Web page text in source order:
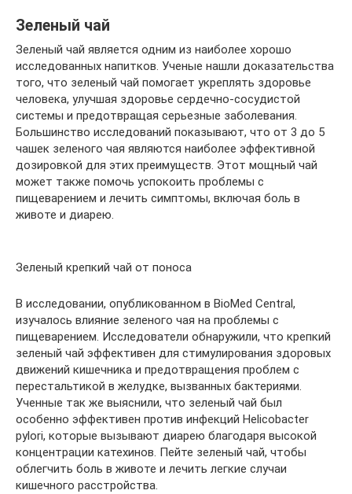
Зеленый чай
Зеленый чай является одним из наиболее хорошо
исследованных напитков. Ученые нашли доказательства
того, что зеленый чай помогает укреплять здоровье
человека, улучшая здоровье сердечно-сосудистой
системы и предотвращая серьезные заболевания.
Большинство исследований показывают, что от 3 до 5
чашек зеленого чая являются наиболее эффективной
дозировкой для этих преимуществ. Этот мощный чай
может также помочь успокоить проблемы с
пищеварением и лечить симптомы, включая боль в
животе и диарею.
Зеленый крепкий чай от поноса
В исследовании, опубликованном в BioMed Central,
изучалось влияние зеленого чая на проблемы с
пищеварением. Исследователи обнаружили, что крепкий
зеленый чай эффективен для стимулирования здоровых
движений кишечника и предотвращения проблем с
перестальтикой в желудке, вызванных бактериями.
Ученные так же выяснили, что зеленый чай был
особенно эффективен против инфекций Helicobacter
pylori, которые вызывают диарею благодаря высокой
концентрации катехинов. Пейте зеленый чай, чтобы
облегчить боль в животе и лечить легкие случаи
кишечного расстройства.